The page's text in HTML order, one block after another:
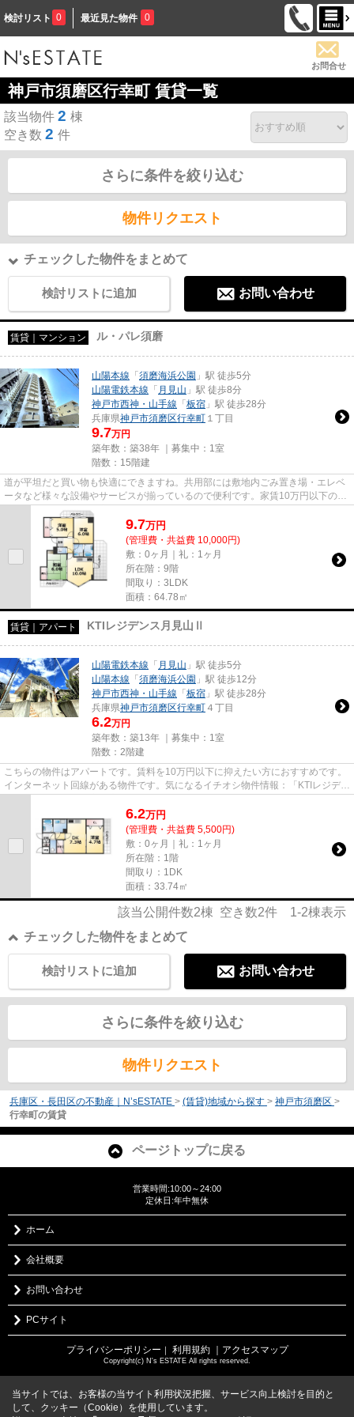
検討リスト 0 最近見た物件 0
お問合せ
神戸市須磨区行幸町 賃貸一覧
該当物件 2 棟
空き数 2 件
さらに条件を絞り込む
物件リクエスト
チェックした物件をまとめて
検討リストに追加 お問い合わせ
賃貸｜マンション ル・パレ須磨
山陽本線 「 須磨海浜公園 」駅 徒歩5分
山陽電鉄本線 「 月見山 」駅 徒歩8分
神戸市西神・山手線 「 板宿 」駅 徒歩28分
兵庫県神戸市須磨区行幸町 １丁目
9.7万円
築年数：築38年 ｜募集中： 1室
階数：15階建
道が平坦だと買い物も快適にできますね。共用部には敷地内ごみ置き場・エレベ
ータなど様々な設備やサービスが揃っているので便利です。家賃10万円以下のマ
ンションをお探しのお客様に...
9.7万円
(管理費・共益費 10,000円)
敷：0ヶ月｜礼：1ヶ月
所在階：9階
間取り：3LDK
面積：64.78㎡
賃貸｜アパート KTIレジデンス月見山Ⅱ
山陽電鉄本線 「 月見山 」駅 徒歩5分
山陽本線 「 須磨海浜公園 」駅 徒歩12分
神戸市西神・山手線 「 板宿 」駅 徒歩28分
兵庫県神戸市須磨区行幸町 ４丁目
6.2万円
築年数：築13年 ｜募集中： 1室
階数：2階建
こちらの物件はアパートです。賃料を10万円以下に抑えたい方におすすめです。
インターネット回線がある物件です。気になるイチオシ物件情報：「KTIレジデン
6.2万円
(管理費・共益費 5,500円)
敷：0ヶ月｜礼：1ヶ月
所在階：1階
間取り：1DK
面積：33.74㎡
該当公開件数2棟 空き数2件 1-2棟表示
チェックした物件をまとめて
お問い合わせ
検討リストに追加
さらに条件を絞り込む
物件リクエスト
兵庫区・長田区の不動産｜N’sESTATE > (賃貸)地域から探す > 神戸市須磨区 >
行幸町の賃貸
ページトップに戻る
営業時間:10:00～24:00
定休日:年中無休
ホーム
会社概要
お問い合わせ
PCサイト
プライバシーポリシー ｜ 利用規約 ｜アクセスマップ
Copyright(c) N's ESTATE All rights reserved.
当サイトでは、お客様の当サイト利用状況把握、サービス向上検討を目的と
して、クッキー（Cookie）を使用しています。